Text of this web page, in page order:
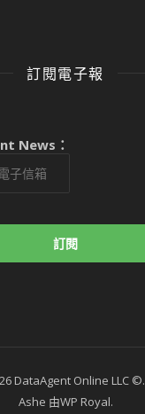
訂閱電子報
News：
DataAgent Online LLC ©.
Ashe 由WP Royal.